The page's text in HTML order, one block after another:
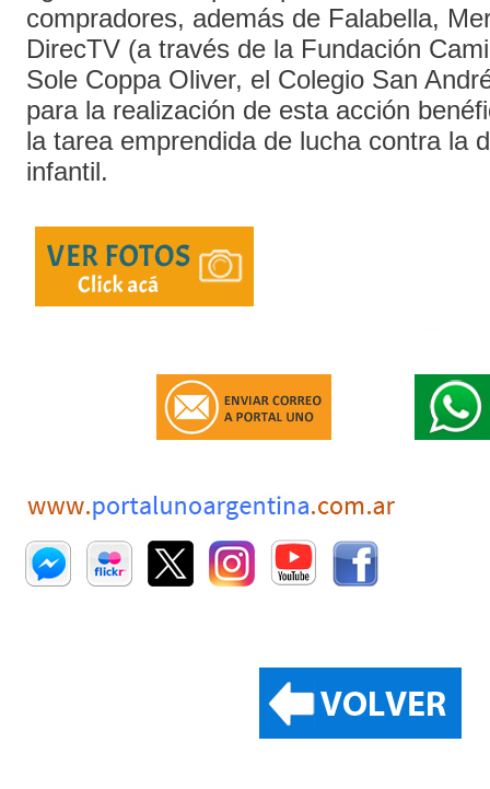
compradores, además de Falabella,
DirecTV (a través de la Fundación
Sole Coppa Oliver, el Colegio San
para la realización de esta acción
la tarea emprendida de lucha contra la
infantil.